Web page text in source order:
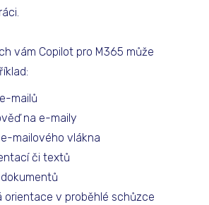
vám Copilot pro M365 může
mailů
na e-maily
mailového vlákna
či textů
orientace v proběhlé schůzce